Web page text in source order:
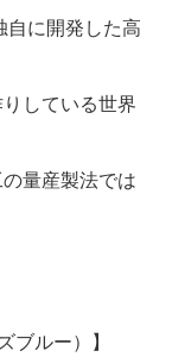
自に開発した高
している世界
量産製法では
ルー）】